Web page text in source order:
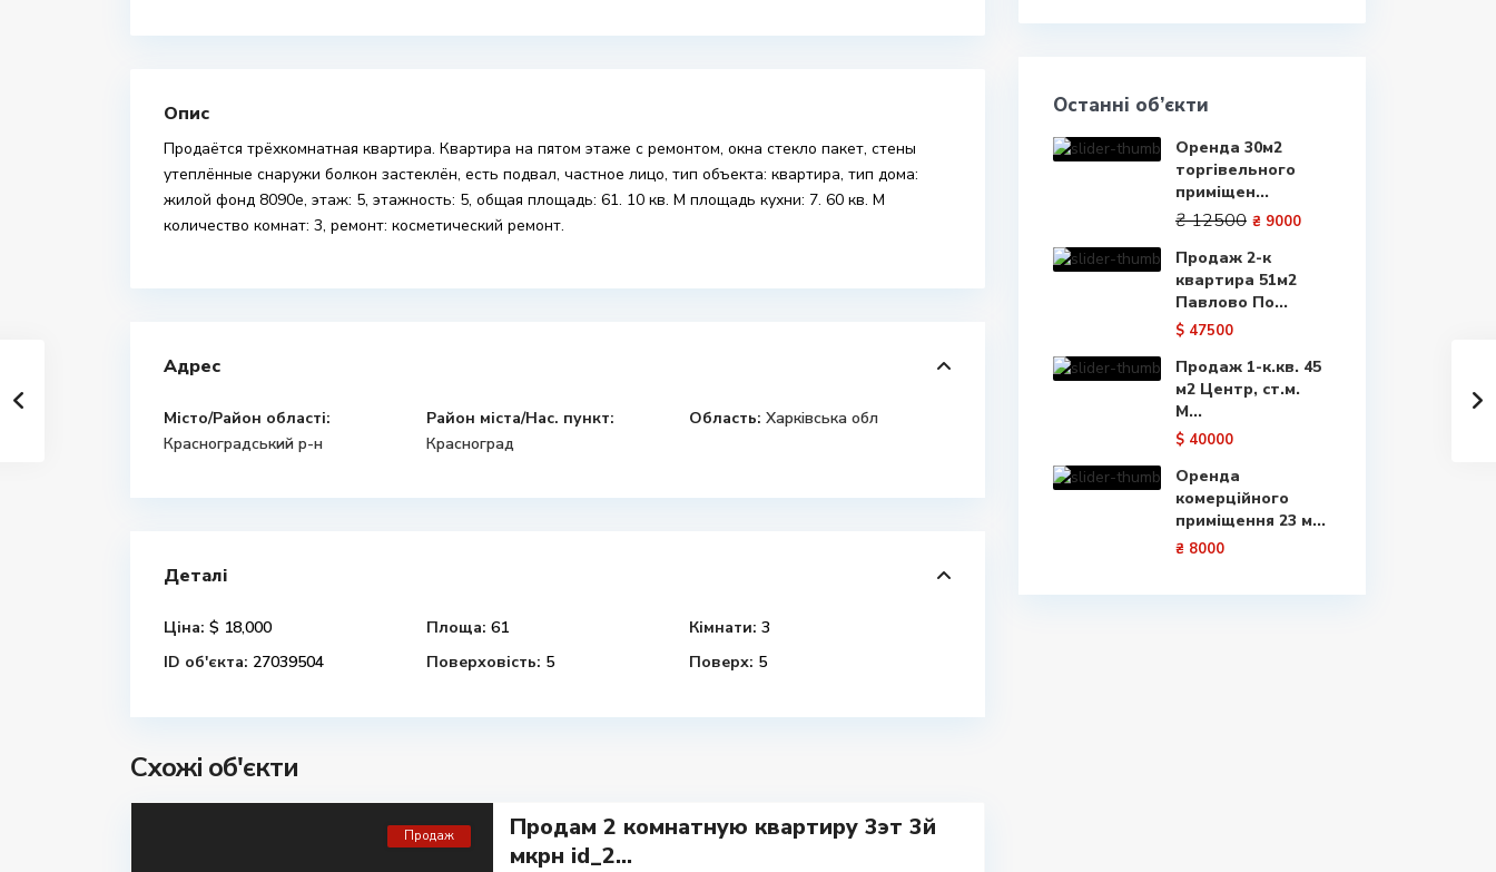
Опис
Продаётся трёхкомнатная квартира. Квартира на пятом этаже с ремонтом, окна стекло пакет, стены
утеплённые снаружи болкон застеклён, есть подвал, частное лицо, тип объекта: квартира, тип дома:
жилой фонд 8090е, этаж: 5, этажность: 5, общая площадь: 61. 10 кв. М площадь кухни: 7. 60 кв. М
количество комнат: 3, ремонт: косметический ремонт.
Адрес
Місто/Район області:
Красноградський р-н
Район міста/Нас. пункт:
Красноград
Область: Харківська обл
Деталі
Ціна: $ 18,000 Площа: 61 Кімнати: 3
ID об'єкта: 27039504 Поверховість: 5 Поверх: 5
Схожі об'єкти
Продаж
Продам 2 комнатную квартиру 3эт 3й
мкрн id_2...
Останні об’єкти
Оренда 30м2
торгівельного
приміщен...
₴ 12500 ₴ 9000
Продаж 2-к
квартира 51м2
Павлово По...
$ 47500
Продаж 1-к.кв. 45
м2 Центр, ст.м.
М...
$ 40000
Оренда
комерційного
приміщення 23 м...
₴ 8000